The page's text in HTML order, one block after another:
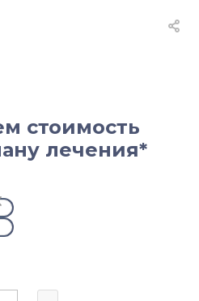
стоимость
лечения*